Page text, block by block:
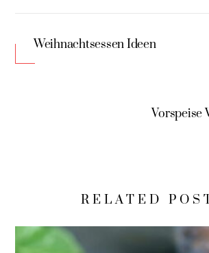
Weihnachtsessen Ideen
Vorspeise
RELATED